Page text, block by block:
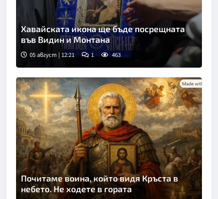
Снимка: БГНЕС
Хавайската икона ще бъде посрещната
във Видин и Монтана
05 август | 12:21 1 463
Почитаме воина, който видя Кръста в
небето. Не ходете в гората